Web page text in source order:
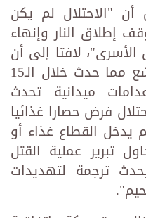
"الاحتلال لم يكن
إطلاق النار وإنهاء
لافتا إلى أن
"ما يجري في غزة حاليا أبشع مما حدث خلال الـ15
ميدانية تحدث
فرض حصارا غذائيا
ولم يدخل القطاع غذاء أو
تبرير عملية القتل
ترجمة لتهديدات